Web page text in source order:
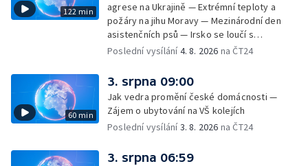
122 min
agrese na Ukrajině — Extrémní teploty a
požáry na jihu Moravy — Mezinárodní den
asistenčních psů — Irsko se loučí s
hudebníkem Glenem Hansardem
Poslední vysílání4. 8. 2026 na ČT24
60 min
3. srpna 09:00
Jak vedra promění české domácnosti —
Zájem o ubytování na VŠ kolejích
Poslední vysílání3. 8. 2026 na ČT24
3. srpna 06:59